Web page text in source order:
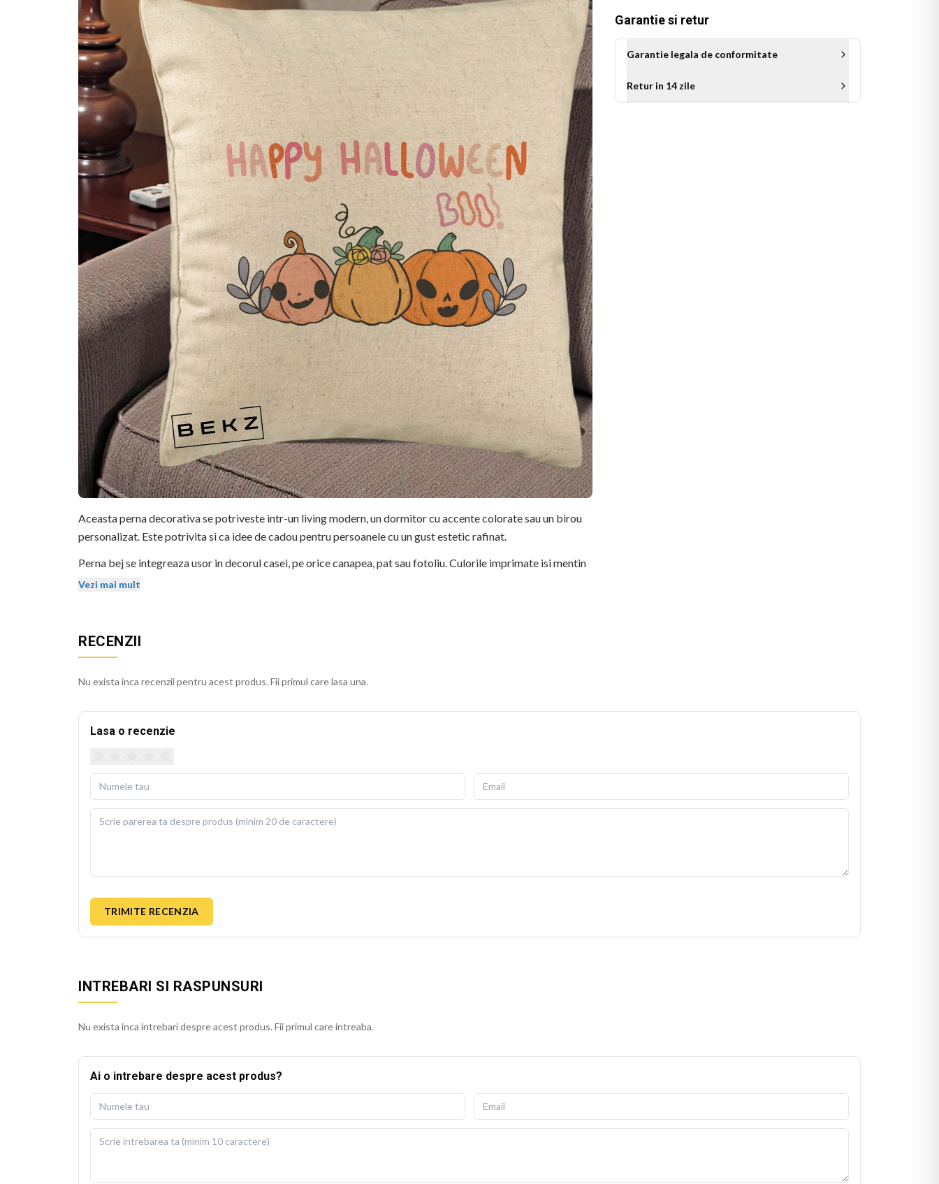
Aceasta perna decorativa se potriveste intr-un living modern, un dormitor cu accente colorate sau un birou
personalizat. Este potrivita si ca idee de cadou pentru persoanele cu un gust estetic rafinat.
Perna bej se integreaza usor in decorul casei, pe orice canapea, pat sau fotoliu. Culorile imprimate isi mentin
stralucirea si dupa spalari repetate.
cm.
Vezi mai mult
Garantie si retur
Garantie legala de conformitate
Retur in 14 zile
RECENZII
Nu exista inca recenzii pentru acest produs. Fii primul care lasa una.
Lasa o recenzie
TRIMITE RECENZIA
INTREBARI SI RASPUNSURI
Nu exista inca intrebari despre acest produs. Fii primul care intreaba.
Ai o intrebare despre acest produs?